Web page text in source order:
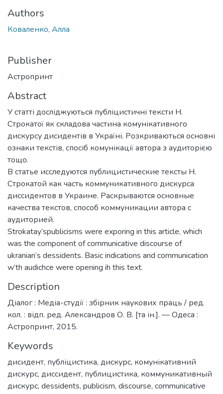
Authors
Коваленко, Алла
Publisher
Астропринт
Abstract
У статті досліджуються публіцистичні тексти Н.
Строкатої як складова частина комунікативного
дискурсу дисидентів в Україні. Розкриваються основні
ознаки текстів, спосіб комунікації автора з аудиторією
тощо.
B статье исследуются публицистические тексты Н.
Строкатой как часть коммуникативного дискурса
диссидентов в Украине. Раскрываются основные
качества текстов, способ коммуникации автора с
аудиторией.
Strokatay’spublicisms were exporing in this article, which
was the component of communicative discourse of
ukranian’s dessidents. Basic indications and communication
w’th audichce were opening ih this text.
Description
Діалог : Медіа-студії : збірник наукових праць / ред.
кол. : відп. ред. Александров О. В. [та ін.]. — Одеса :
Астропринт, 2015.
Keywords
дисидент, публіцистика, дискурс, комунікативний
дискурс, диссидент, публицистика, коммуникативный
дискурс, dessidents, publicism, discourse, communicative